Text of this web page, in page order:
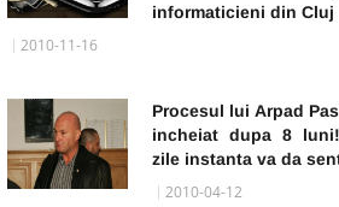
informaticieni din Cluj
2010-11-16
Procesul lui Arpad
incheiat dupa 8
zile instanta va da
2010-04-12